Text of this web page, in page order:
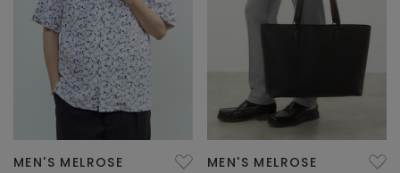
MEN'S MELROSE MEN'S MELROSE